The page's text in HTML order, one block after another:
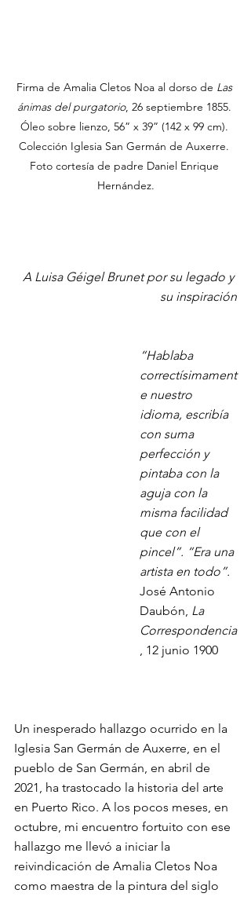
Firma de Amalia Cletos Noa al dorso de Las
ánimas del purgatorio, 26 septiembre 1855.
Óleo sobre lienzo, 56” x 39” (142 x 99 cm).
Colección Iglesia San Germán de Auxerre.
Foto cortesía de padre Daniel Enrique
Hernández.
A Luisa Géigel Brunet por su legado y
su inspiración
“Hablaba
correctísimament
e nuestro
idioma, escribía
con suma
perfección y
pintaba con la
aguja con la
misma facilidad
que con el
pincel”. “Era una
artista en todo”.
José Antonio
Daubón, La
Correspondencia
, 12 junio 1900
Un inesperado hallazgo ocurrido en la
Iglesia San Germán de Auxerre, en el
pueblo de San Germán, en abril de
2021, ha trastocado la historia del arte
en Puerto Rico. A los pocos meses, en
octubre, mi encuentro fortuito con ese
hallazgo me llevó a iniciar la
reivindicación de Amalia Cletos Noa
como maestra de la pintura del siglo